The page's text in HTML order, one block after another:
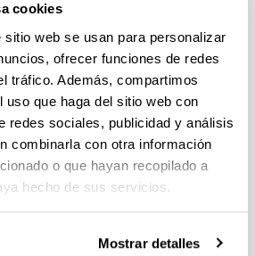
cookies
web se usan para personalizar
ofrecer funciones de redes
tráfico. Además, compartimos
uso que haga del sitio web con
redes sociales, publicidad y análisis
combinarla con otra información
o que hayan recopilado a
hecho de sus servicios.
Mostrar detalles
la fase de valoración
cuántica en fibras
cerrado: 19/11/2022 - 13/12/2022 23:59
la propuesta de adjudicación
para contratos predoctorales para
Programa FPI 2022
26/01/2023 a las 14:00